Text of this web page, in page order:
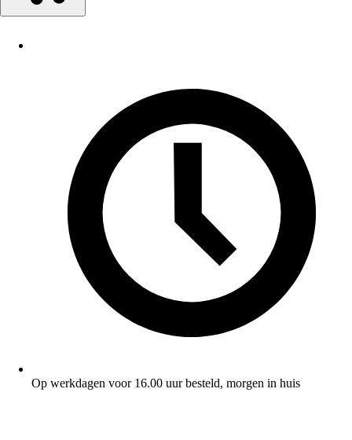
Op werkdagen voor 16.00 uur besteld, morgen in huis